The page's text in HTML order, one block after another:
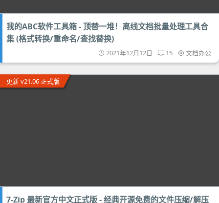
我的ABC软件工具箱 - 顶替一堆！离线文档批量处理工具合
集 (格式转换/重命名/查找替换)
2021年12月12日 15 文档办公
更新 v21.06 正式版
7-Zip 最新官方中文正式版 - 经典开源免费的文件压缩/解压